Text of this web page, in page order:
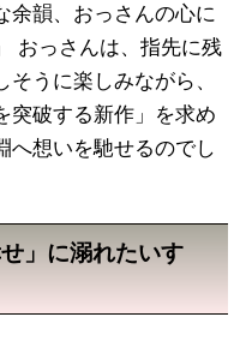
余韻、おっさんの心に
おっさんは、指先に残
うに楽しみながら、
突破する新作」を求め
へ想いを馳せるのでし
」に溺れたいす